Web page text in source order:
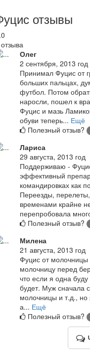
отзывы
Олег
2 сентября, 2013 год
Принимал Фуцис от
больших пальцах,
футбол. Потом
наросли, пошел к
Фуцис и мазь
обуви теперь... Ещё
Полезный отзыв?
Лариса
29 августа, 2013 год
Поддерживаю -
эффективный
командировках как
Переезды,
временами крайне
перепробовала
Полезный отзыв?
Милена
21 августа, 2013 год
Фуцис от
молочницу перед
что если я одна
будет. Муж сначала
молочницы и т.д., но
а... Ещё
Полезный отзыв?